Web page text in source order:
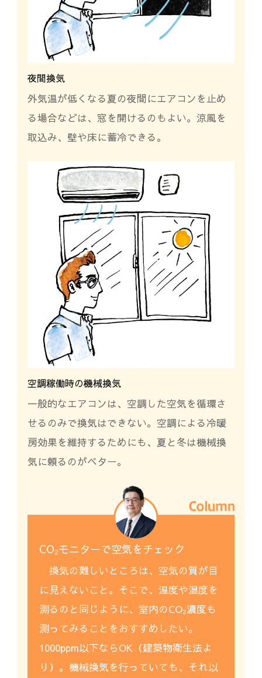
夜間換気
外気温が低くなる夏の夜間にエアコンを止め
る場合などは、窓を開けるのもよい。涼風を
取込み、壁や床に蓄冷できる。
空調稼働時の機械換気
一般的なエアコンは、空調した空気を循環さ
せるのみで換気はできない。空調による冷暖
房効果を維持するためにも、夏と冬は機械換
気に頼るのがベター。
CO₂モニターで空気をチェック
換気の難しいところは、空気の質が目
に見えないこと。そこで、温度や湿度を
測るのと同じように、室内のCO₂濃度も
測ってみることをおすすめしたい。
1000ppm以下ならOK（建築物衛生法よ
り）。機械換気を行っていても、それ以